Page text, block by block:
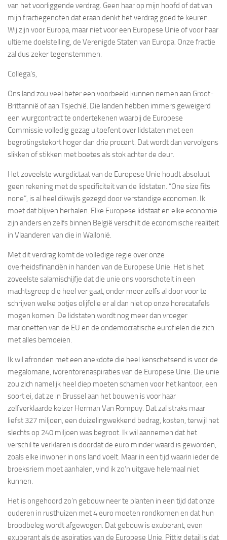
van het voorliggende verdrag. Geen haar op mijn hoofd of dat van
mijn fractiegenoten dat eraan denkt het verdrag goed te keuren.
Wij zijn voor Europa, maar niet voor een Europese Unie of voor haar
ultieme doelstelling, de Verenigde Staten van Europa. Onze fractie
zal dus zeker tegenstemmen.
Collega’s,
Ons land zou veel beter een voorbeeld kunnen nemen aan Groot-
Brittannië of aan Tsjechië. Die landen hebben immers geweigerd
een wurgcontract te ondertekenen waarbij de Europese
Commissie volledig gezag uitoefent over lidstaten met een
begrotingstekort hoger dan drie procent. Dat wordt dan vervolgens
slikken of stikken met boetes als stok achter de deur.
Het zoveelste wurgdictaat van de Europese Unie houdt absoluut
geen rekening met de specificiteit van de lidstaten. “One size fits
none”, is al heel dikwijls gezegd door verstandige economen. Ik
moet dat blijven herhalen. Elke Europese lidstaat en elke economie
zijn anders en zelfs binnen België verschilt de economische realiteit
in Vlaanderen van die in Wallonië.
Met dit verdrag komt de volledige regie over onze
overheidsfinanciën in handen van de Europese Unie. Het is het
zoveelste salamischijfje dat die unie ons voorschotelt in een
machtsgreep die heel ver gaat, onder meer zelfs al door voor te
schrijven welke potjes olijfolie er al dan niet op onze horecatafels
mogen komen. De lidstaten wordt nog meer dan vroeger
marionetten van de EU en de ondemocratische eurofielen die zich
met alles bemoeien.
Ik wil afronden met een anekdote die heel kenschetsend is voor de
megalomane, ivorentorenaspiraties van de Europese Unie. Die unie
zou zich namelijk heel diep moeten schamen voor het kantoor, een
soort ei, dat ze in Brussel aan het bouwen is voor haar
zelfverklaarde keizer Herman Van Rompuy. Dat zal straks maar
liefst 327 miljoen, een duizelingwekkend bedrag, kosten, terwijl het
slechts op 240 miljoen was begroot. Ik wil aannemen dat het
verschil te verklaren is doordat de euro minder waard is geworden,
zoals elke inwoner in ons land voelt. Maar in een tijd waarin ieder de
broeksriem moet aanhalen, vind ik zo’n uitgave helemaal niet
kunnen.
Het is ongehoord zo’n gebouw neer te planten in een tijd dat onze
ouderen in rusthuizen met 4 euro moeten rondkomen en dat hun
broodbeleg wordt afgewogen. Dat gebouw is exuberant, even
exuberant als de aspiraties van de Europese Unie. Pittig detail is dat